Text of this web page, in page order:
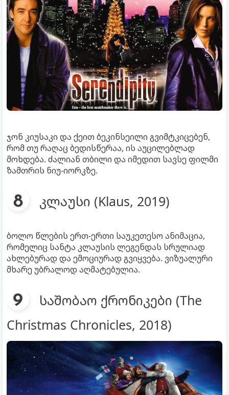
ჯონ კიუსაკი და ქეით ბეკინსეილი გვიმტკიცებენ,
რომ თუ რაღაც ბედისწერაა, ის აუცილებლად
მოხდება. ძალიან თბილი და იმედით სავსე ფილმი
ზამთრის ნიუ-იორკზე.
კლაუსი (Klaus, 2019)
ბოლო წლების ერთ-ერთი საუკეთესო ანიმაცია,
რომელიც სანტა კლაუსის ლეგენდას სრულიად
ახლებურად და ემოციურად გვიყვება. ვიზუალური
მხარე უბრალოდ აღმატებულია.
საშობაო ქრონიკები (The
Christmas Chronicles, 2018)